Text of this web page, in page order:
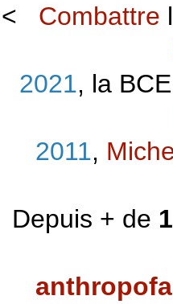
< Combattre
2021, la
2011,
Depuis + de